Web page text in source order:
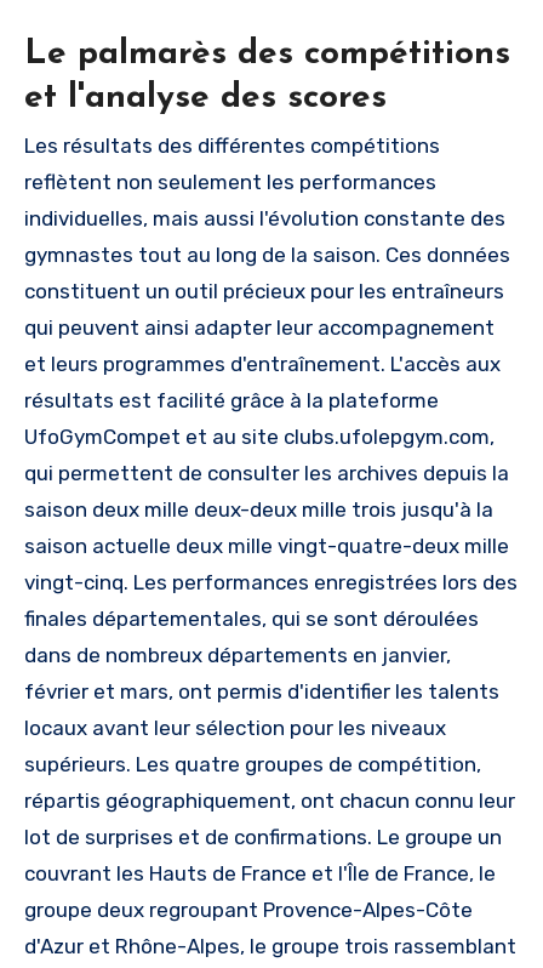
Le palmarès des compétitions
et l'analyse des scores
Les résultats des différentes compétitions
reflètent non seulement les performances
individuelles, mais aussi l'évolution constante des
gymnastes tout au long de la saison. Ces données
constituent un outil précieux pour les entraîneurs
qui peuvent ainsi adapter leur accompagnement
et leurs programmes d'entraînement. L'accès aux
résultats est facilité grâce à la plateforme
UfoGymCompet et au site clubs.ufolepgym.com,
qui permettent de consulter les archives depuis la
saison deux mille deux-deux mille trois jusqu'à la
saison actuelle deux mille vingt-quatre-deux mille
vingt-cinq. Les performances enregistrées lors des
finales départementales, qui se sont déroulées
dans de nombreux départements en janvier,
février et mars, ont permis d'identifier les talents
locaux avant leur sélection pour les niveaux
supérieurs. Les quatre groupes de compétition,
répartis géographiquement, ont chacun connu leur
lot de surprises et de confirmations. Le groupe un
couvrant les Hauts de France et l'Île de France, le
groupe deux regroupant Provence-Alpes-Côte
d'Azur et Rhône-Alpes, le groupe trois rassemblant